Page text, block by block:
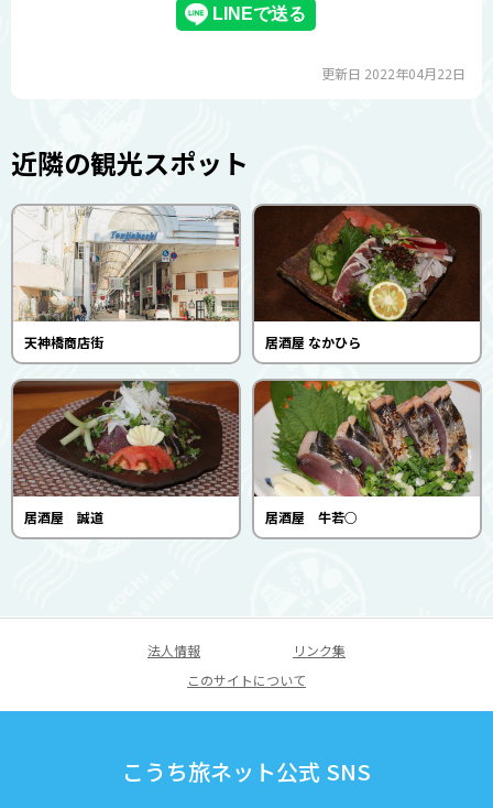
更新日 2022年04月22日
近隣の観光スポット
天神橋商店街 居酒屋 なかひら
居酒屋 誠道 居酒屋 牛若○
法人情報
リンク集
このサイトについて
こうち旅ネット公式 SNS